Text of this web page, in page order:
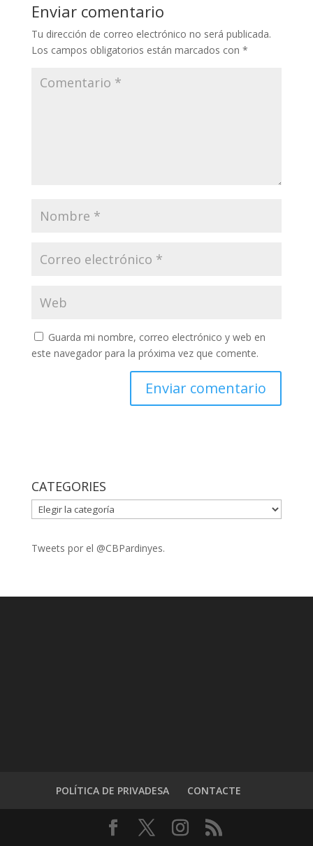
Enviar comentario
Tu dirección de correo electrónico no será publicada.
Los campos obligatorios están marcados con *
Guarda mi nombre, correo electrónico y web en
este navegador para la próxima vez que comente.
CATEGORIES
CATEGORIES
Tweets por el @CBPardinyes.
POLÍTICA DE PRIVADESA CONTACTE